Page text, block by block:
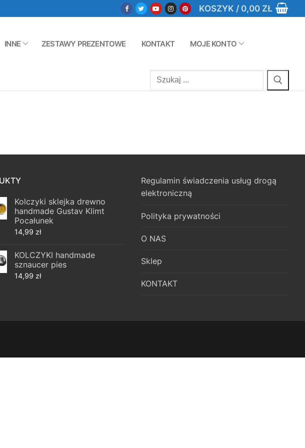
KOSZYK / 0,00 ZŁ
INNE ZESTAWY PREZENTOWE KONTAKT MOJE KONTO
Szukaj:
Kolczyki sklejka drewno
handmade Gustav Klimt
Pocałunek
14,99 zł
KOLCZYKI handmade
sznaucer pies
14,99 zł
Regulamin świadczenia usług drogą
elektroniczną
Polityka prywatności
O NAS
Sklep
KONTAKT